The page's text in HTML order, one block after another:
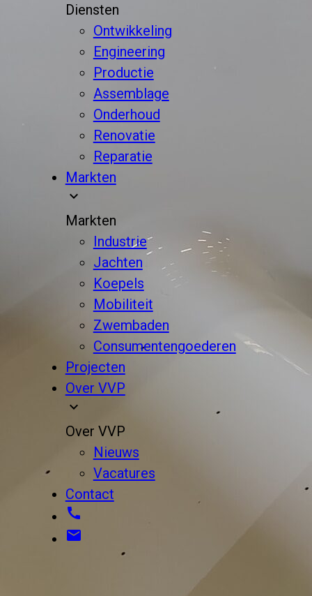
Diensten
Ontwikkeling
Engineering
Productie
Assemblage
Onderhoud
Renovatie
Reparatie
Markten
expand_more
Markten
Industrie
Jachten
Koepels
Mobiliteit
Zwembaden
Consumentengoederen
Projecten
Over VVP
expand_more
Over VVP
Nieuws
Vacatures
Contact
call
email